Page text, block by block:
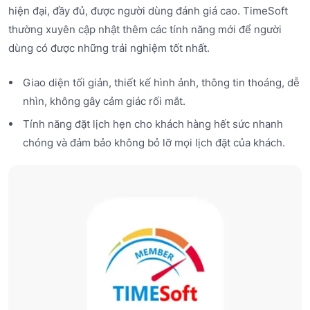
hiện đại, đầy đủ, được người dùng đánh giá cao. TimeSoft
thường xuyên cập nhật thêm các tính năng mới để người
dùng có được những trải nghiệm tốt nhất.
Giao diện tối giản, thiết kế hình ảnh, thông tin thoáng, dễ
nhìn, không gây cảm giác rối mắt.
Tính năng đặt lịch hẹn cho khách hàng hết sức nhanh
chóng và đảm bảo không bỏ lỡ mọi lịch đặt của khách.